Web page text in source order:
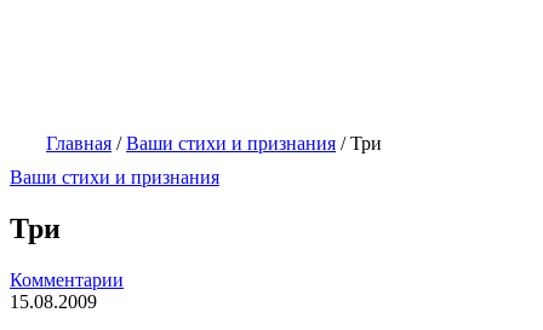
Главная /Ваши стихи и признания /Три
Ваши стихи и признания
Три
Комментарии
15.08.2009